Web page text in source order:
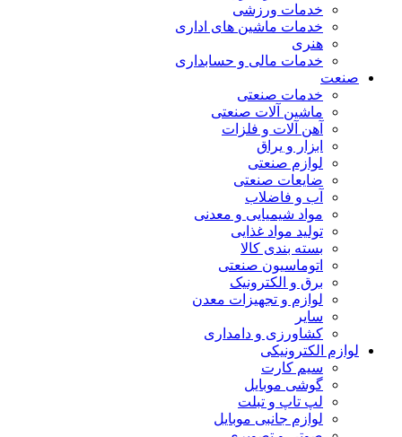
خدمات ورزشی
خدمات ماشین های اداری
هنری
خدمات مالی و حسابداری
صنعت
خدمات صنعتی
ماشین آلات صنعتی
آهن آلات و فلزات
ابزار و یراق
لوازم صنعتی
ضایعات صنعتی
آب و فاضلاب
مواد شیمیایی و معدنی
تولید مواد غذایی
بسته بندی کالا
اتوماسیون صنعتی
برق و الکترونیک
لوازم و تجهیزات معدن
سایر
کشاورزی و دامداری
لوازم الکترونیکی
سیم کارت
گوشی موبایل
لپ تاپ و تبلت
لوازم جانبی موبایل